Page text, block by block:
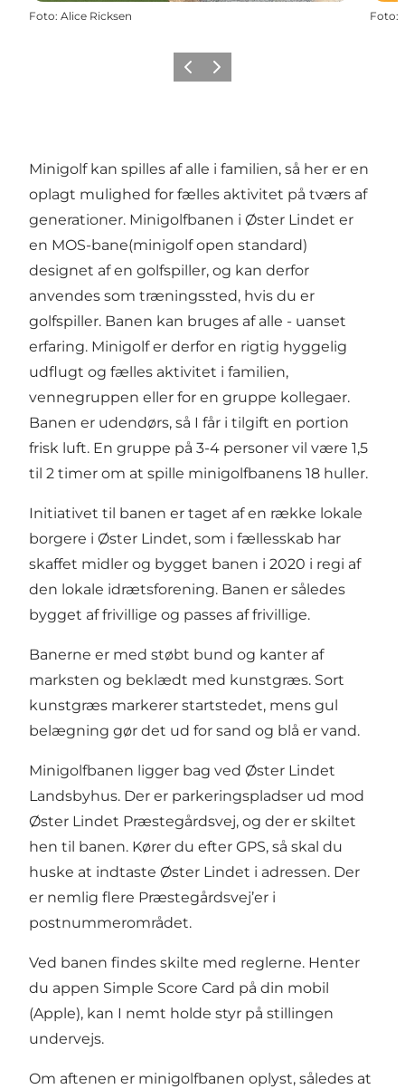
Foto: Alice Ricksen Foto:
Forrige billede
Næste billede
Minigolf kan spilles af alle i familien, så her er en
oplagt mulighed for fælles aktivitet på tværs af
generationer. Minigolfbanen i Øster Lindet er
en MOS-bane(minigolf open standard)
designet af en golfspiller, og kan derfor
anvendes som træningssted, hvis du er
golfspiller. Banen kan bruges af alle - uanset
erfaring. Minigolf er derfor en rigtig hyggelig
udflugt og fælles aktivitet i familien,
vennegruppen eller for en gruppe kollegaer.
Banen er udendørs, så I får i tilgift en portion
frisk luft. En gruppe på 3-4 personer vil være 1,5
til 2 timer om at spille minigolfbanens 18 huller.
Initiativet til banen er taget af en række lokale
borgere i Øster Lindet, som i fællesskab har
skaffet midler og bygget banen i 2020 i regi af
den lokale idrætsforening. Banen er således
bygget af frivillige og passes af frivillige.
Banerne er med støbt bund og kanter af
marksten og beklædt med kunstgræs. Sort
kunstgræs markerer startstedet, mens gul
belægning gør det ud for sand og blå er vand.
Minigolfbanen ligger bag ved Øster Lindet
Landsbyhus. Der er parkeringspladser ud mod
Øster Lindet Præstegårdsvej, og der er skiltet
hen til banen. Kører du efter GPS, så skal du
huske at indtaste Øster Lindet i adressen. Der
er nemlig flere Præstegårdsvej’er i
postnummerområdet.
Ved banen findes skilte med reglerne. Henter
du appen Simple Score Card på din mobil
(Apple), kan I nemt holde styr på stillingen
undervejs.
Om aftenen er minigolfbanen oplyst, således at